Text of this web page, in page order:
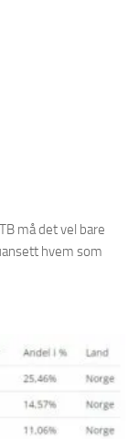
må det vel bare
hvem som